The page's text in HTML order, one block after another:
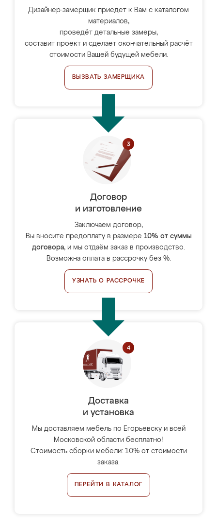
Дизайнер-замерщик приедет к Вам с каталогом
материалов,
проведёт детальные замеры,
составит проект и сделает окончательный расчёт
стоимости Вашей будущей мебели.
ВЫЗВАТЬ ЗАМЕРЩИКА
Договор
и изготовление
Заключаем договор,
Вы вносите предоплату в размере 10% от суммы
договора, и мы отдаём заказ в производство.
Возможна оплата в рассрочку без %.
УЗНАТЬ О РАССРОЧКЕ
Доставка
и установка
Мы доставляем мебель по Егорьевску и всей
Московской области бесплатно!
Стоимость сборки мебели: 10% от стоимости
заказа.
ПЕРЕЙТИ В КАТАЛОГ